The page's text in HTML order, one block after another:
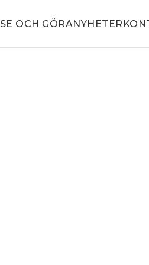
SE OCH GÖRANYHETER